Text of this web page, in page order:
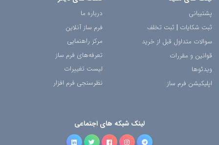
پشتیبانی
ثبت شکایات | ثبت تخلف
سوالات متداول قبل از خرید
قوانین و مقررات
ویدئوها
اپلیکیشن فرم ساز
درباره ما
فرم ساز آنلاین
مرکز راهنمایی
تعرفه‌های فرم ساز
لیست تغییرات
نظرسنجی فرم افزار
لینک شبکه های اجتماعی